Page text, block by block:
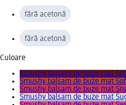
fără acetonă
fără acetonă
Culoare
Smushy balsam de buze mat
Smushy balsam de buze mat
Smushy balsam de buze mat
Smushy balsam de buze mat